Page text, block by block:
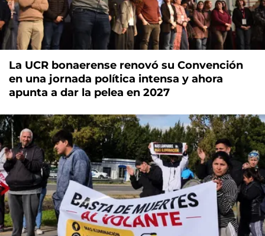
La UCR bonaerense renovó su Convención
en una jornada política intensa y ahora
apunta a dar la pelea en 2027